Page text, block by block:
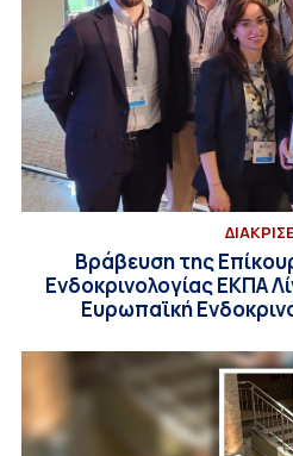
Βράβευση της
Ενδοκρινολογίας ΕΚΠΑ
Ευρωπαϊκή